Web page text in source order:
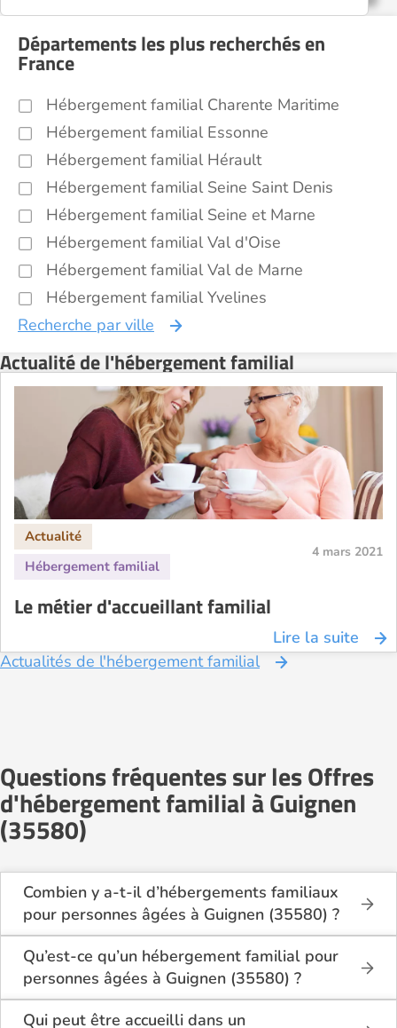
Départements les plus recherchés en
France
Hébergement familial Charente Maritime
Hébergement familial Essonne
Hébergement familial Hérault
Hébergement familial Seine Saint Denis
Hébergement familial Seine et Marne
Hébergement familial Val d'Oise
Hébergement familial Val de Marne
Hébergement familial Yvelines
Recherche par ville
Actualité de l'hébergement familial
4 mars 2021
Le métier d'accueillant familial
Lire la suite
Actualités de l'hébergement familial
Questions fréquentes sur les Offres
d'hébergement familial à Guignen
(35580)
Combien y a-t-il d’hébergements familiaux
pour personnes âgées à Guignen (35580) ?
Sur Logement-seniors.com, on recense actuellement
1 hébergements familiaux pour personnes âgées à
Guignen (35580) en 2026.
Ces structures offrent un cadre de vie chaleureux et
sécurisant, idéal pour les seniors souhaitant vivre
Qu’est-ce qu’un hébergement familial pour
personnes âgées à Guignen (35580) ?
L’hébergement familial permet à une personne âgée
d’être accueillie au domicile d’un accueillant familial
Qui peut être accueilli dans un